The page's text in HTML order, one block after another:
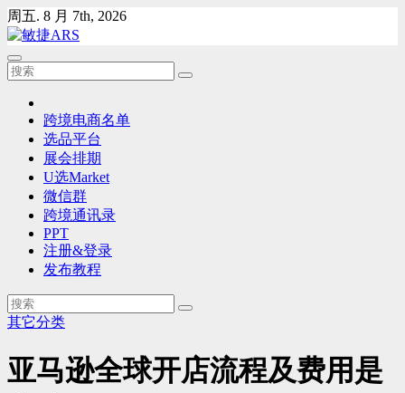
Skip
to
content
周五. 8 月 7th, 2026
跨境电商名单
选品平台
展会排期
U选Market
微信群
跨境通讯录
PPT
注册&登录
发布教程
其它分类
亚马逊全球开店流程及费用是